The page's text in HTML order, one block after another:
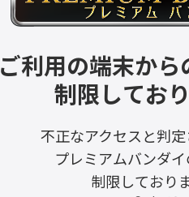
ご利用の端末から
制限しており
不正なアクセスと判定
プレミアムバンダ
制限しており